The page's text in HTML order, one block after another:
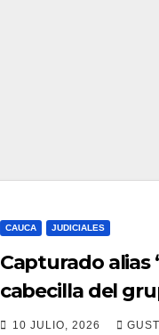
CAUCA JUDICIALES
Capturado alias
cabecilla del
‘Los Puma’ y
10 JULIO, 2026